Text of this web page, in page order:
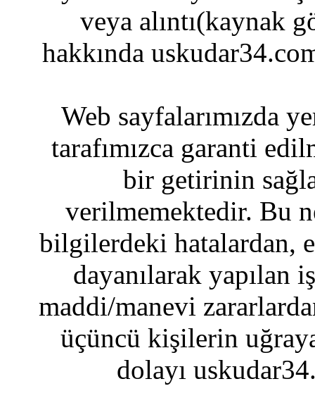
veya alıntı(kaynak
hakkında
Web sayfalarımızda
tarafımızca garanti
bir getirinin
verilmemektedir. Bu
bilgilerdeki hatalardan,
dayanılarak yapılan
maddi/manevi
üçüncü kişilerin
dolayı